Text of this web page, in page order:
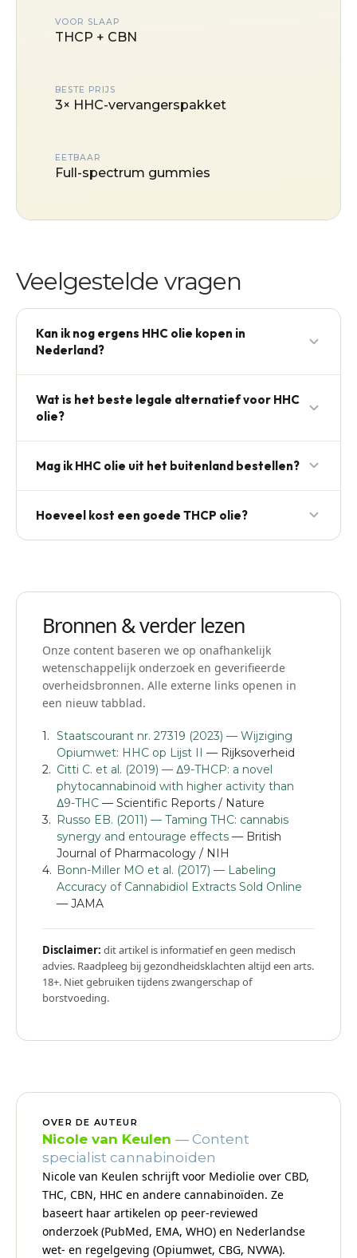
VOOR SLAAP
THCP + CBN
BESTE PRIJS
3× HHC-vervangerspakket
EETBAAR
Full-spectrum gummies
Veelgestelde vragen
Kan ik nog ergens HHC olie kopen in
Nederland?
II van de Opiumwet. Aanbieders die het nog
verkopen zijn in overtreding.
Wat is het beste legale alternatief voor HHC
olie?
beleving zonder psychoactiviteit: full-spectrum
Mag ik HHC olie uit het buitenland bestellen?
Opiumwet. De douane onderschept regelmatig
Hoeveel kost een goede THCP olie?
Bronnen & verder lezen
Onze content baseren we op onafhankelijk
wetenschappelijk onderzoek en geverifieerde
overheidsbronnen. Alle externe links openen in
een nieuw tabblad.
Staatscourant nr. 27319 (2023) — Wijziging
Opiumwet: HHC op Lijst II — Rijksoverheid
Citti C. et al. (2019) — Δ9-THCP: a novel
phytocannabinoid with higher activity than
Δ9-THC — Scientific Reports / Nature
Russo EB. (2011) — Taming THC: cannabis
synergy and entourage effects — British
Journal of Pharmacology / NIH
Bonn-Miller MO et al. (2017) — Labeling
Accuracy of Cannabidiol Extracts Sold Online
— JAMA
Disclaimer: dit artikel is informatief en geen medisch
advies. Raadpleeg bij gezondheidsklachten altijd een arts.
18+. Niet gebruiken tijdens zwangerschap of
borstvoeding.
OVER DE AUTEUR
Nicole van Keulen — Content
specialist cannabinoïden
Nicole van Keulen schrijft voor Mediolie over CBD,
THC, CBN, HHC en andere cannabinoïden. Ze
baseert haar artikelen op peer-reviewed
onderzoek (PubMed, EMA, WHO) en Nederlandse
wet- en regelgeving (Opiumwet, CBG, NVWA).